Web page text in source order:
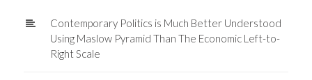
Contemporary Politics is Much Better Understood
Using Maslow Pyramid Than The Economic Left-to-
Right Scale